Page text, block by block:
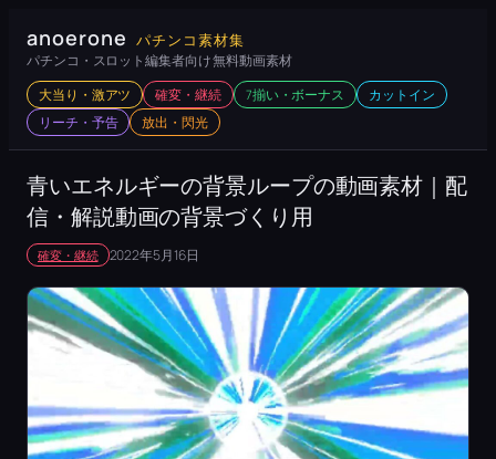
容
ス
キ
プ
anoerone パチンコ素材集
パチンコ・スロット編集者向け 無料動画素材
大当り・激アツ 確変・継続 7揃い・ボーナス
カットイン
リーチ・予告
放出・閃光
青いエネルギーの背景ループの動画素材｜配
信・解説動画の背景づくり用
確変・継続 2022年5月16日